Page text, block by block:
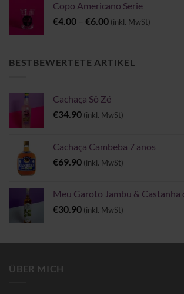
Copo Americano Serie
€4.00 – €6.00Preisspanne:
€6.00
(inkl. MwSt)
BESTBEWERTETE ARTIKEL
Cachaça Sô Zé
€34.90 (inkl. MwSt)
Cachaça Cambeba 7 anos
€69.90 (inkl. MwSt)
Meu Garoto Jambu & Castanha
€30.90 (inkl. MwSt)
ÜBER MICH